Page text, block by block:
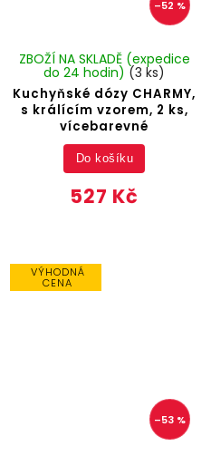
–52 %
Kuchyňské dózy CHARMY,
s králícím vzorem, 2 ks,
vícebarevné
ZBOŽÍ NA SKLADĚ (expedice
do 24 hodin) (3 ks)
527 Kč
Do košíku
VÝHODNÁ
CENA
–53 %